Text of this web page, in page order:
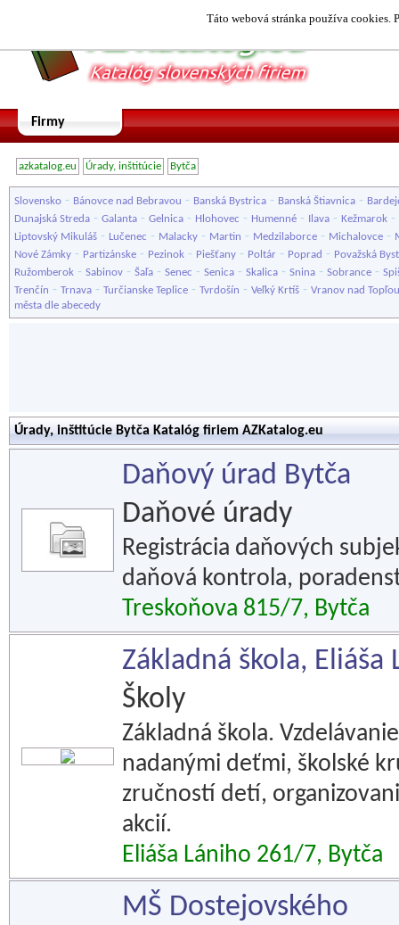
Táto webová stránka používa cookies.
Firmy
azkatalog.eu Úrady, inštitúcie Bytča
Slovensko - Bánovce nad Bebravou - Banská Bystrica - Banská Štiavnica -
Dunajská Streda - Galanta - Gelnica - Hlohovec - Humenné - Ilava - Kežmarok -
Liptovský Mikuláš - Lučenec - Malacky - Martin - Medzilaborce - Michalovce -
Nové Zámky - Partizánske - Pezinok - Piešťany - Poltár - Poprad - Považská
Ružomberok - Sabinov - Šaľa - Senec - Senica - Skalica - Snina - Sobrance -
Trenčín - Trnava - Turčianske Teplice - Tvrdošín - Veľký Krtíš - Vranov nad Topľou
města dle abecedy
Úrady, inštitúcie Bytča Katalóg firiem AZKatalog.eu
Daňový úrad Bytča
Daňové úrady
Registrácia daňových
daňová kontrola,
Treskoňova 815/7, Bytča
Základná škola,
Školy
Základná škola.
nadanými deťmi, školské
zručností detí,
akcií.
Eliáša Lániho 261/7, Bytča
MŠ Dostejovského